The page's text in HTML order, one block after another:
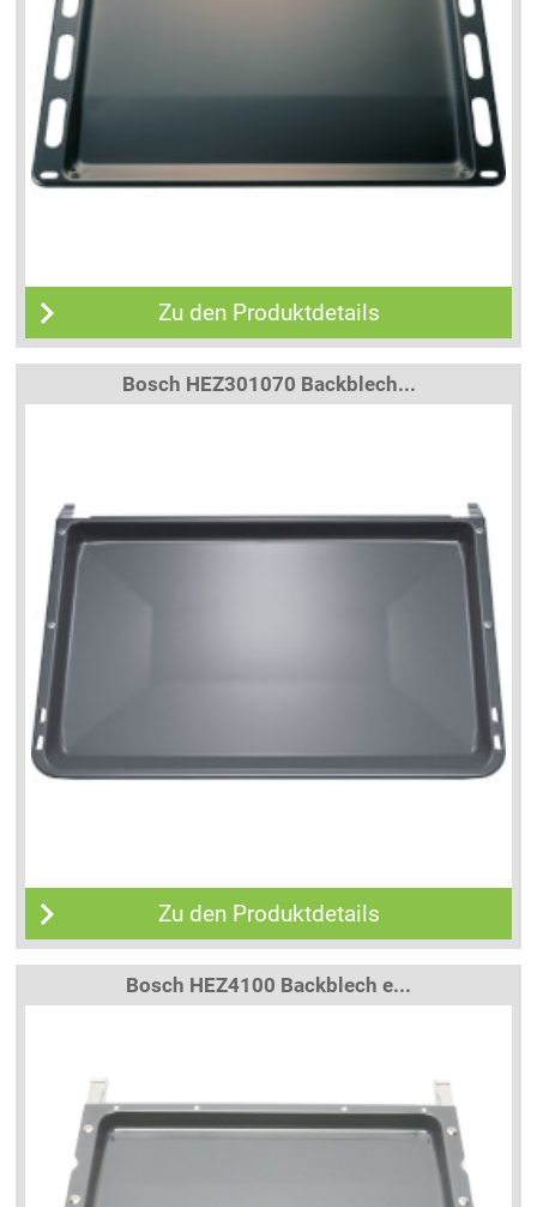
Zu den Produktdetails
Bosch HEZ301070 Backblech...
Zu den Produktdetails
Bosch HEZ4100 Backblech e...